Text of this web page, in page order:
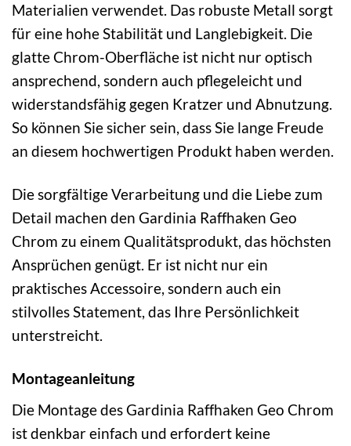
Materialien verwendet. Das robuste Metall sorgt
für eine hohe Stabilität und Langlebigkeit. Die
glatte Chrom-Oberfläche ist nicht nur optisch
ansprechend, sondern auch pflegeleicht und
widerstandsfähig gegen Kratzer und Abnutzung.
So können Sie sicher sein, dass Sie lange Freude
an diesem hochwertigen Produkt haben werden.
Die sorgfältige Verarbeitung und die Liebe zum
Detail machen den Gardinia Raffhaken Geo
Chrom zu einem Qualitätsprodukt, das höchsten
Ansprüchen genügt. Er ist nicht nur ein
praktisches Accessoire, sondern auch ein
stilvolles Statement, das Ihre Persönlichkeit
unterstreicht.
Montageanleitung
Die Montage des Gardinia Raffhaken Geo Chrom
ist denkbar einfach und erfordert keine